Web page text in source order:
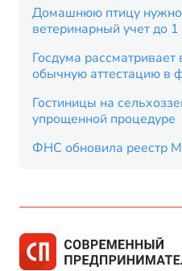
Домашнюю птицу нужно
ветеринарный учет до 1
Госдума
обычную аттестацию в
Гостиницы на
упрощенной процедуре
ФНС обновила реестр